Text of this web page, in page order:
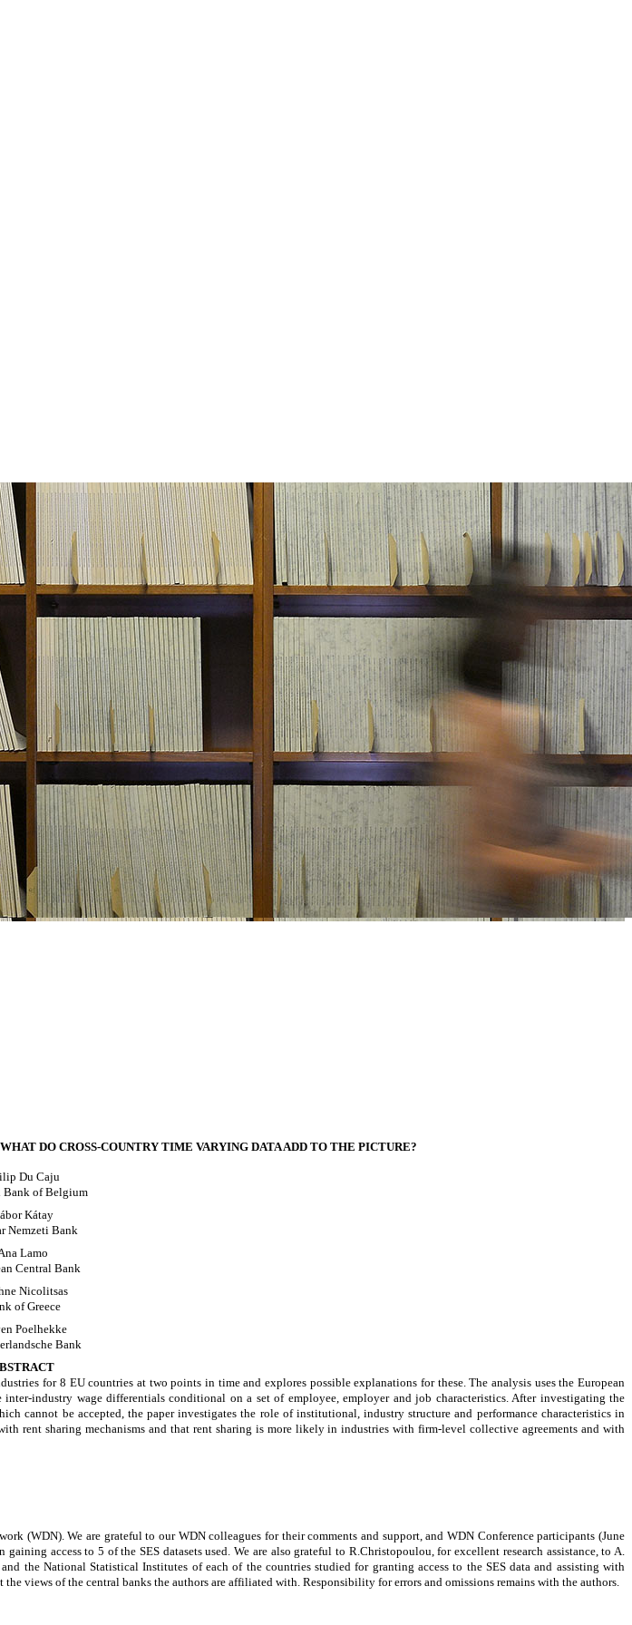
DO CROSS-COUNTRY TIME VARYING DATA ADD TO THE PICTURE?
Du Caju
Bank of Belgium
Kátay
Nemzeti Bank
Lamo
Central Bank
Nicolitsas
of Greece
Poelhekke
Bank
for 8 EU countries at two points in time and explores possible explanations for these. The analysis uses the European
industry wage differentials conditional on a set of employee, employer and job characteristics. After investigating the
cannot be accepted, the paper investigates the role of institutional, industry structure and performance characteristics in
rent sharing mechanisms and that rent sharing is more likely in industries with firm-level collective agreements and with
(WDN). We are grateful to our WDN colleagues for their comments and support, and WDN Conference participants (June
access to 5 of the SES datasets used. We are also grateful to R.Christopoulou, for excellent research assistance, to A.
National Statistical Institutes of each of the countries studied for granting access to the SES data and assisting with
views of the central banks the authors are affiliated with. Responsibility for errors and omissions remains with the authors.